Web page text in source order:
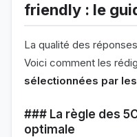
friendly : le
La qualité des
Voici comment les
sélectionnées par
### La règle des
optimale